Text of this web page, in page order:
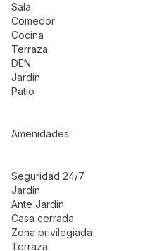
Sala
Comedor
Cocina
Terraza
DEN
Jardin
Patio
Amenidades:
Seguridad 24/7
Jardin
Ante Jardin
Casa cerrada
Zona privilegiada
Terraza